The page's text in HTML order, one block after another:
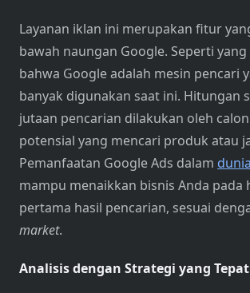
Layanan iklan ini merupakan fitur
bawah naungan Google. Seperti
bahwa Google adalah mesin pencari
banyak digunakan saat ini. Hitungan
jutaan pencarian dilakukan oleh
potensial yang mencari produk atau
Pemanfaatan Google Ads dalam dunia
mampu menaikkan bisnis Anda pada
pertama hasil pencarian, sesuai
market.
Analisis dengan Strategi yang Tepat